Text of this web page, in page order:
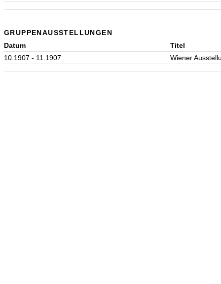
GRUPPENAUSSTELLUNGEN
Datum
Titel
10.1907 - 11.1907
Wiener